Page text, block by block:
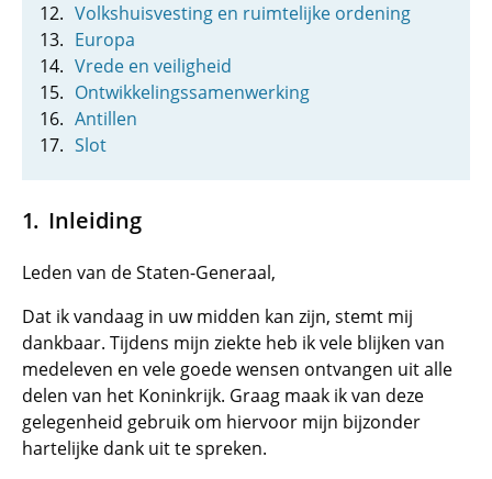
Volkshuisvesting en ruimtelijke ordening
Europa
Vrede en veiligheid
Ontwikkelingssamenwerking
Antillen
Slot
Inleiding
Leden van de Staten-Generaal,
Dat ik vandaag in uw midden kan zijn, stemt mij
dankbaar. Tijdens mijn ziekte heb ik vele blijken van
medeleven en vele goede wensen ontvangen uit alle
delen van het Koninkrijk. Graag maak ik van deze
gelegenheid gebruik om hiervoor mijn bijzonder
hartelijke dank uit te spreken.